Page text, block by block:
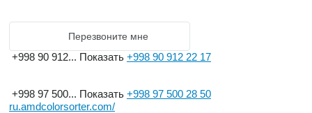
2. наша гарантия: строго соблюдать стандарт системы
управления качеством iso9001 и установить строгую
3. наши меры: детали определяют успех или неудачу, весь
процесс усовершенствованного управления, не отпуская
Перезвоните мне
+998 90 912... Показать +998 90 912 22 17
+998 97 500... Показать +998 97 500 28 50
ru.amdcolorsorter.com/